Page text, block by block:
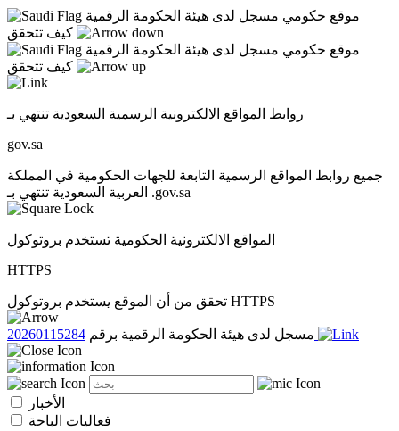
موقع حكومي مسجل لدى هيئة الحكومة الرقمية
موقع حكومي مسجل لدى هيئة الحكومة الرقمية
روابط المواقع الالكترونية الرسمية السعودية تنتهي بـ
gov.sa
جميع روابط المواقع الرسمية التابعة للجهات الحكومية في المملكة
العربية السعودية تنتهي بـ .gov.sa
المواقع الالكترونية الحكومية تستخدم بروتوكول
HTTPS
تحقق من أن الموقع يستخدم بروتوكول HTTPS
مسجل لدى هيئة الحكومة الرقمية برقم
الأخبار
فعاليات الباحة